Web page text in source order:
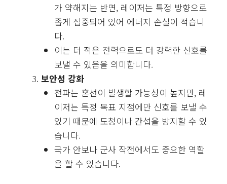
가 약해지는 반면, 레이저는 특정 방향으로
좁게 집중되어 있어 에너지 손실이 적습니
다.
이는 더 적은 전력으로도 더 강력한 신호를
보낼 수 있음을 의미합니다.
보안성 강화
전파는 혼선이 발생할 가능성이 높지만, 레
이저는 특정 목표 지점에만 신호를 보낼 수
있기 때문에 도청이나 간섭을 방지할 수 있
습니다.
국가 안보나 군사 작전에서도 중요한 역할
을 할 수 있습니다.